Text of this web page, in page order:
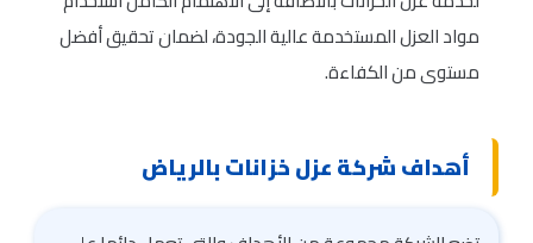
مواد العزل المستخدمة عالية الجودة، لضمان تحقيق أفضل
مستوى من الكفاءة.
أهداف شركة عزل خزانات بالرياض